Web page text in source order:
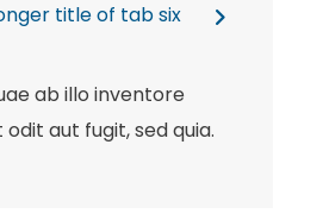
title of tab six
ab illo inventore
aut fugit, sed quia.